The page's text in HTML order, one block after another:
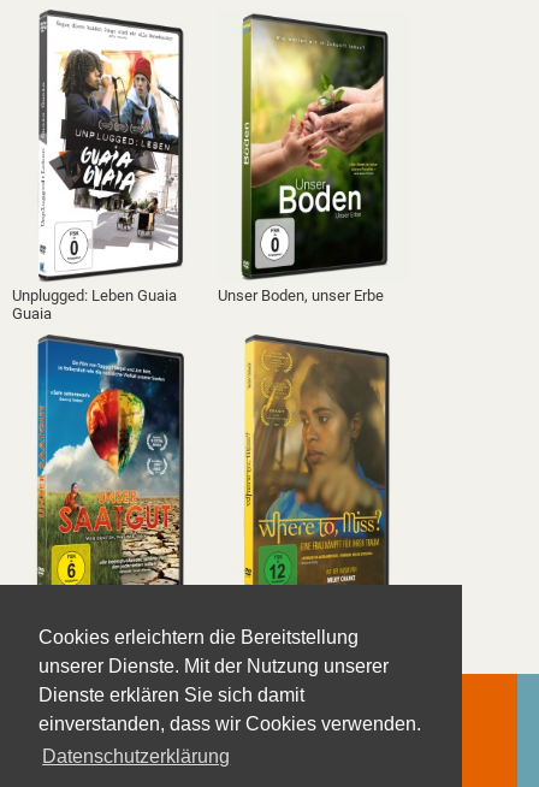
Cookies erleichtern die Bereitstellung
unserer Dienste. Mit der Nutzung unserer
Dienste erklären Sie sich damit
einverstanden, dass wir Cookies verwenden.
Datenschutzerklärung
Unplugged: Leben Guaia
Guaia
Unser Boden, unser Erbe
was wir säen
kämpft für ihren Traum